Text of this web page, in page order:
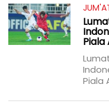
Piala
Piala